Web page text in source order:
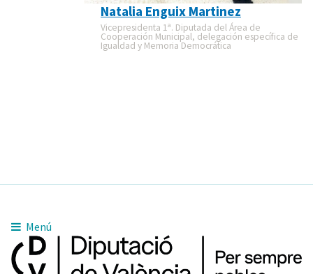
Natalia Enguix Martinez
Vicepresidenta 1ª. Diputada del Área de
Cooperación Municipal, delegación específica de
Igualdad y Memoria Democrática
Menú